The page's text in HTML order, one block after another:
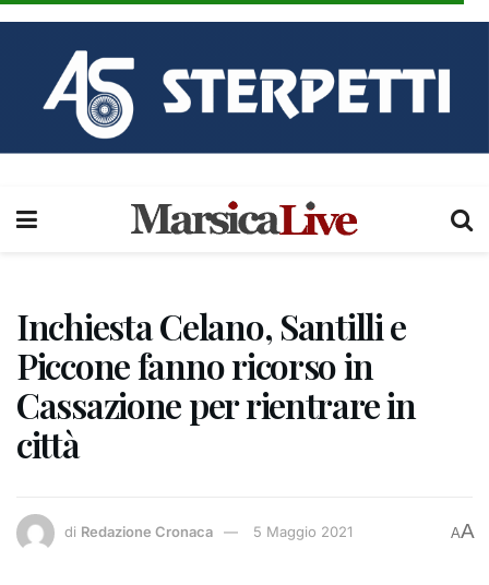
Inchiesta Celano, Santilli e
Piccone fanno ricorso in
Cassazione per rientrare in
città
di Redazione Cronaca 5 Maggio 2021 AA